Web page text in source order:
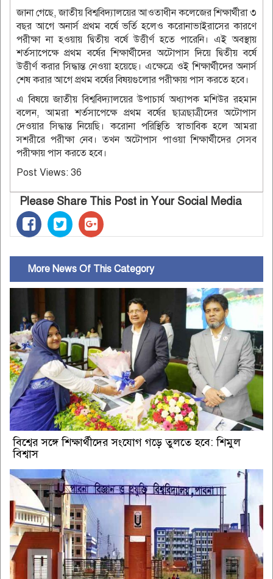
জানা গেছে, জাতীয় বিশ্ববিদ্যালয়ের আওতাধীন কলেজের শিক্ষার্থীরা ৩
বছর আগে অনার্স প্রথম বর্ষে ভর্তি হলেও করোনাভাইরাসের কারণে
পরীক্ষা না হওয়ায় দ্বিতীয় বর্ষে উত্তীর্ণ হতে পারেনি। এই অবস্থায়
শর্তসাপেক্ষে প্রথম বর্ষের শিক্ষার্থীদের অটোপাস দিয়ে দ্বিতীয় বর্ষে
উত্তীর্ণ করার সিদ্ধান্ত নেওয়া হয়েছে। এক্ষেত্রে ওই শিক্ষার্থীদের অনার্স
শেষ করার আগে প্রথম বর্ষের বিষয়গুলোর পরীক্ষায় পাস করতে হবে।
এ বিষয়ে জাতীয় বিশ্ববিদ্যালয়ের উপাচার্য অধ্যাপক মশিউর রহমান
বলেন, আমরা শর্তসাপেক্ষে প্রথম বর্ষের ছাত্রছাত্রীদের অটোপাস
দেওয়ার সিদ্ধান্ত নিয়েছি। করোনা পরিস্থিতি স্বাভাবিক হলে আমরা
সশরীরে পরীক্ষা নেব। তখন অটোপাস পাওয়া শিক্ষার্থীদের সেসব
পরীক্ষায় পাস করতে হবে।
Post Views: 36
Please Share This Post in Your Social Media
More News Of This Category
বিশ্বের সঙ্গে শিক্ষার্থীদের সংযোগ গড়ে তুলতে হবে: শিমুল
বিশ্বাস